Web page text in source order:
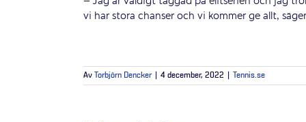
vi har stora chanser och vi kommer ge allt,
Av Torbjörn Dencker 4 december, 2022 Tennis.se